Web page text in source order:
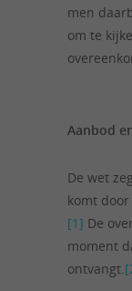
men
om te
Aanbod
De wet
komt
[1] De
moment
ontvangt.